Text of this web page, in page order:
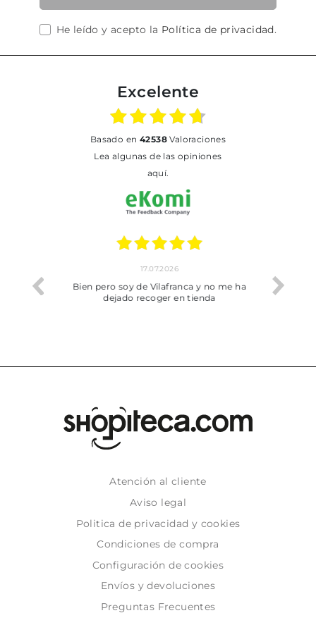
He leído y acepto la Política de privacidad.
Excelente
basado en 42538Valoraciones
Lea algunas de las opiniones
aquí.
trobat
17.07.2026
Bien pero soy de Vilafranca y no me ha
dejado recoger en tienda
Atención al cliente
Aviso legal
Politica de privacidad y cookies
Condiciones de compra
Configuración de cookies
Envíos y devoluciones
Preguntas Frecuentes